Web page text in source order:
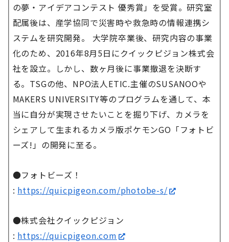
の夢・アイデアコンテスト 優秀賞」を受賞。研究室
配属後は、産学協同で災害時や救急時の情報連携シ
ステムを研究開発。 大学院卒業後、研究内容の事業
化のため、2016年8月5日にクイックピジョン株式会
社を設立。しかし、数ヶ月後に事業撤退を決断す
る。TSGの他、NPO法人ETIC.主催のSUSANOOや
MAKERS UNIVERSITY等のプログラムを通して、本
当に自分が実現させたいことを掘り下げ、カメラを
シェアして生まれるカメラ版ポケモンGO「フォトビ
ーズ!」の開発に至る。
●フォトビーズ！
: https://quicpigeon.com/photobe-s/
●株式会社クイックピジョン
: https://quicpigeon.com